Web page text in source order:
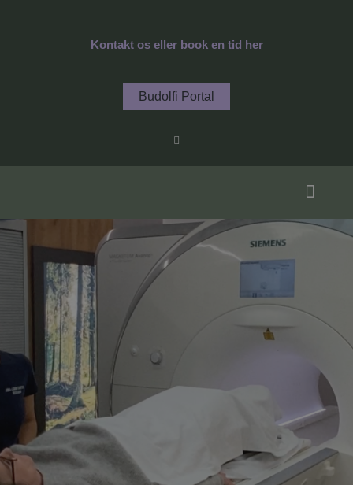
Kontakt os eller book en tid her
Budolfi Portal
a
c
b
f